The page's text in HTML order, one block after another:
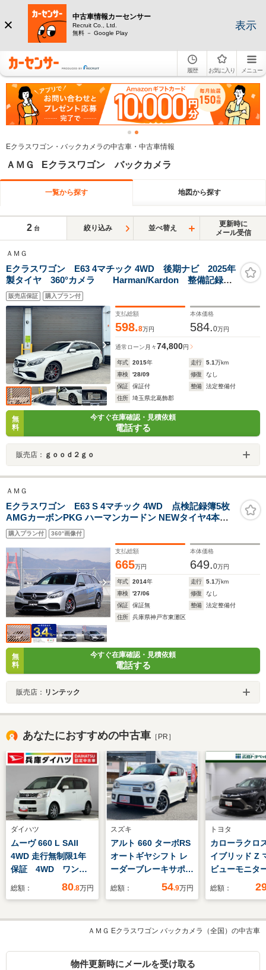
中古車情報カーセンサー
Recruit Co., Ltd.
無料 － Google Play
表示
履歴 お気に入り メニュー
Eクラスワゴン・バックカメラの中古車・中古車情報
ＡＭＧ Eクラスワゴン バックカメラ
一覧から探す 地図から探す
2 台 絞り込み 並べ替え
更新時に
メール受信
ＡＭＧ
Eクラスワゴン E63 4マチック 4WD 後期ナビ 2025年
製タイヤ 360°カメラ Harman/Kardon 整備記録8
枚 ダイヤモンドホワイト デジタルインナーミラー
販売店保証 購入プラン付
支払総額
598.8万円
本体価格
584.0万円
通常ローン 月々74,800円
年式 2015年 走行 5.1万km
車検
'28/09 修復
なし
保証
保証付 整備
法定整備付
住所
埼玉県北葛飾郡
無
料
今すぐ在庫確認・見積依頼
電話する
販売店： ｇｏｏｄ２ｇｏ
ＡＭＧ
Eクラスワゴン E63 S 4マチック 4WD 点検記録簿5枚
AMGカーボンPKG ハーマンカードン NEWタイヤ4本交
換済 サンルーフ AMGスポーツステアリング 全席シート
ヒーター 前席ベンチレーター(メモリ付き)
購入プラン付 360°画像付
支払総額
665万円
本体価格
649.0万円
年式 2014年 走行 5.1万km
車検
'27/06 修復
なし
保証
保証無 整備
法定整備付
住所
兵庫県神戸市東灘区
無
料
今すぐ在庫確認・見積依頼
電話する
販売店： リンテック
あなたにおすすめの中古車 ［PR］
ダイハツ
ムーヴ 660 L SAII
4WD 走行無制限1年
保証 4WD ワンオ
ーナー 禁煙車 CD
ップ 横滑り防止装
置 ドアバイザー ヘ
ー 電動格納ドアミラ
総額： 80.8万円
スズキ
アルト 660 ターボRS
オートギヤシフト レ
ーダーブレーキサポー
ト/社外SDナビ/フルセ
ヘッドライト/フォグ
ランプ/純正15インチ
総額： 54.9万円
トヨタ
カローラクロ
イブリッド Z
ビューモニ
ETC ドラレ
総額：
ＡＭＧ Eクラスワゴン バックカメラ（全国）の中古車
物件更新時にメールを受け取る